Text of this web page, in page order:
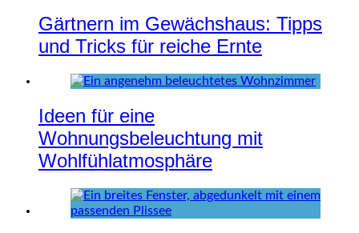
Gärtnern im Gewächshaus: Tipps
und Tricks für reiche Ernte
Ideen für eine
Wohnungsbeleuchtung mit
Wohlfühlatmosphäre